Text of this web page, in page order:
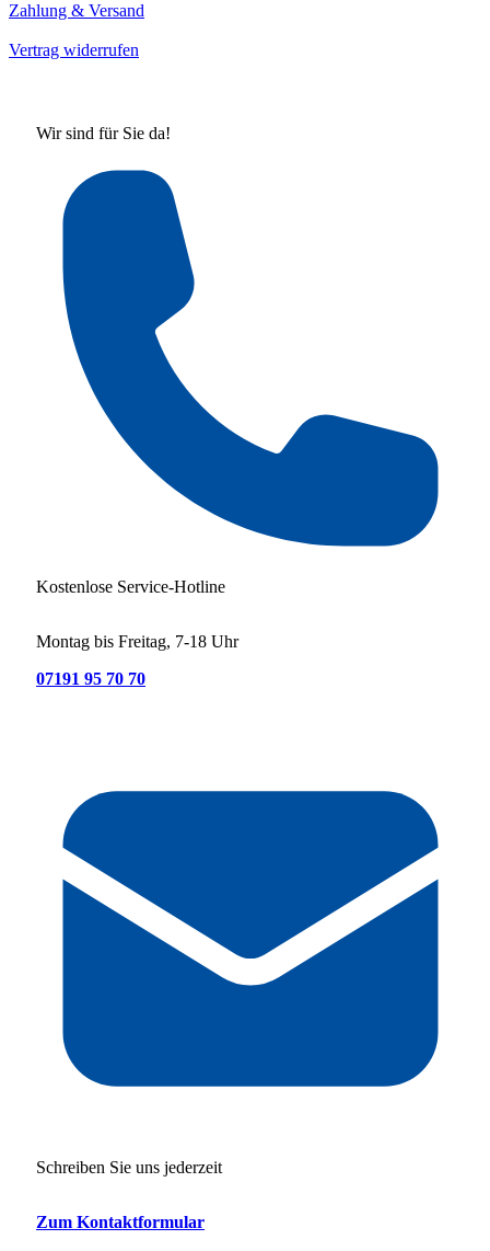
Zahlung & Versand
Vertrag widerrufen
Wir sind für Sie da!
Kostenlose Service-Hotline
Montag bis Freitag, 7-18 Uhr
07191 95 70 70
Schreiben Sie uns jederzeit
Zum Kontaktformular